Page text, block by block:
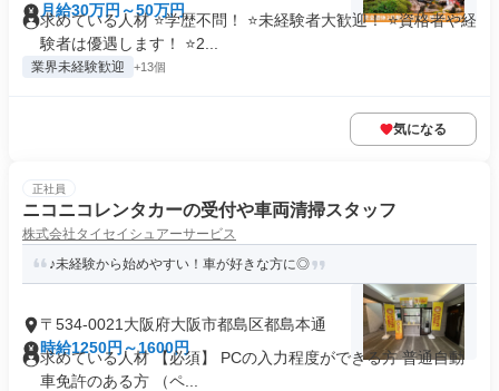
月給30万円～50万円
求めている人材 ⭐学歴不問！ ⭐未経験者大歓迎！ ⭐資格者や経
験者は優遇します！ ⭐2...
業界未経験歓迎 +13個
気になる
正社員
ニコニコレンタカーの受付や車両清掃スタッフ
株式会社タイセイシュアーサービス
♪未経験から始めやすい！車が好きな方に◎
〒534-0021大阪府大阪市都島区都島本通
時給1250円～1600円
求めている人材 【必須】 PCの入力程度ができる方 普通自動
車免許のある方 （ペ...